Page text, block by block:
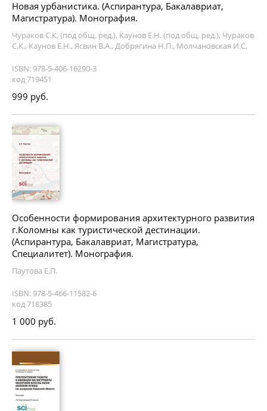
Новая урбанистика. (Аспирантура, Бакалавриат,
Магистратура). Монография.
Чураков С.К. (под общ. ред.), Каунов Е.Н. (под общ. ред.), Чураков
С.К., Каунов Е.Н., Ясвин В.А., Добрягина Н.П., Молчановская И.С.
ISBN: 978-5-406-16290-3
код 719451
999 руб.
Особенности формирования архитектурного развития
г.Коломны как туристической дестинации.
(Аспирантура, Бакалавриат, Магистратура,
Специалитет). Монография.
Паутова Е.П.
ISBN: 978-5-466-11582-6
код 718385
1 000 руб.